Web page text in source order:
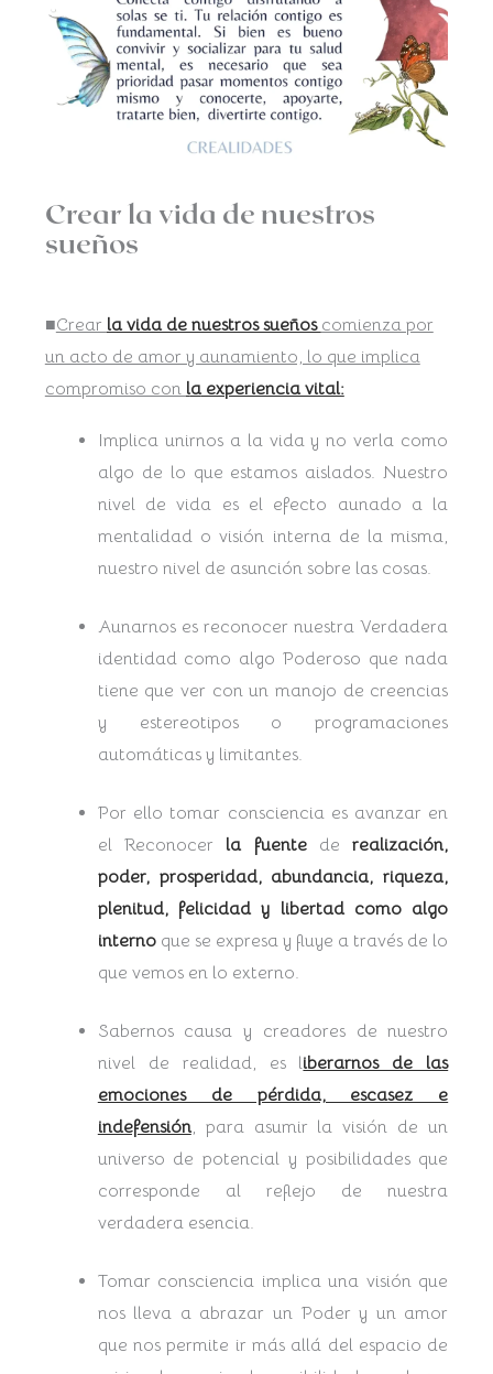
Crear la vida de nuestros
sueños
■Crear la vida de nuestros sueños comienza por
un acto de amor y aunamiento, lo que implica
compromiso con laexperiencia vital:
Implica unirnos a la vida y no verla como
algo de lo que estamos aislados. Nuestro
nivel de vida es el efecto aunado a la
mentalidad o visión interna de la misma,
nuestro nivel de asunción sobre las cosas.
Aunarnos es reconocer nuestra Verdadera
identidad como algo Poderoso que nada
tiene que ver con un manojo de creencias
y estereotipos o programaciones
automáticas y limitantes.
Por ello tomar consciencia es avanzar en
el Reconocer la fuentederealización,
poder, prosperidad, abundancia, riqueza,
plenitud, felicidad y libertad como algo
interno que se expresa y fluye a través de lo
que vemos en lo externo.
Sabernos causa y creadores de nuestro
nivel de realidad, es liberarnos de las
emociones de pérdida, escasez e
indefensión, para asumir la visión de un
universo de potencial y posibilidades que
corresponde al reflejo de nuestra
verdadera esencia.
Tomar consciencia implica una visión que
nos lleva a abrazar un Poder y un amor
que nos permite ir más allá del espacio de